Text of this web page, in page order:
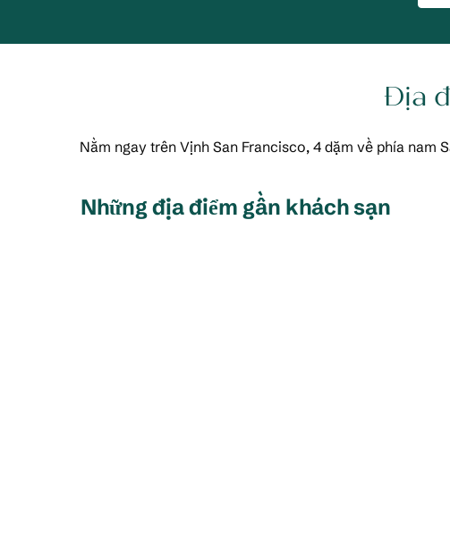
Địa
Nằm ngay trên Vịnh San Francisco, 4 dặm về phía nam
Những địa điểm gần khách sạn